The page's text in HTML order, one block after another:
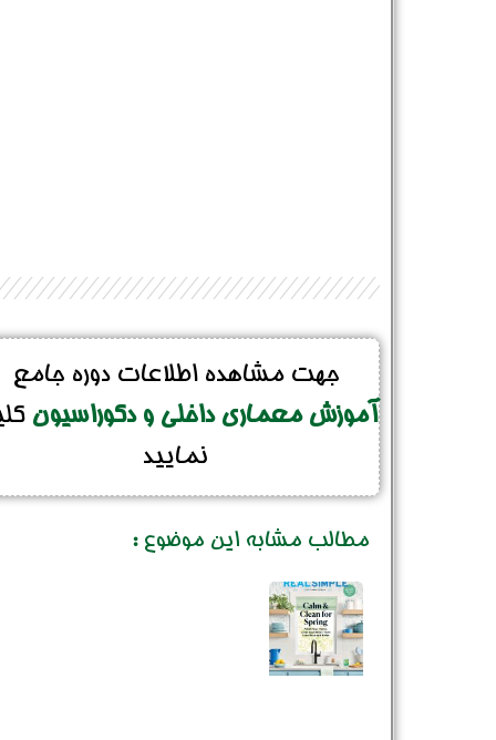
جهت مشاهده اطلاعات دوره جامع
آموزش معماری داخلی و دکوراسیون
نمایید
مطالب مشابه این موضوع :
نام و نام خانوادگی :
تلفن همراه :